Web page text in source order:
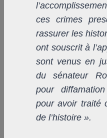
ces crimes
rassurer les
ont souscrit à
sont venus en
du sénateur
pour
pour avoir traité
de l’histoire ».